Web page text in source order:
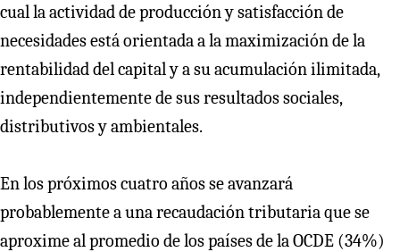
cual la actividad de producción y satisfacción de
necesidades está orientada a la maximización de la
rentabilidad del capital y a su acumulación ilimitada,
independientemente de sus resultados sociales,
distributivos y ambientales.
En los próximos cuatro años se avanzará
probablemente a una recaudación tributaria que se
aproxime al promedio de los países de la OCDE (34%)